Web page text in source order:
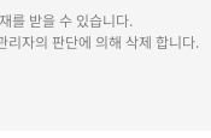
를 받을 수 있습니다.
자의 판단에 의해 삭제 합니다.